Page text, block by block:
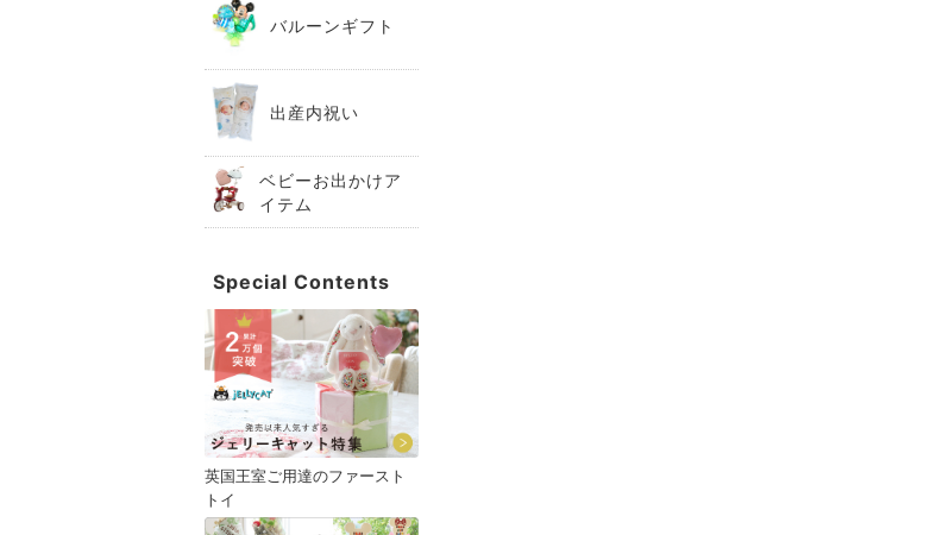
バルーンギフト
出産内祝い
ベビーお出かけア
イテム
Special Contents
英国王室ご用達のファースト
トイ